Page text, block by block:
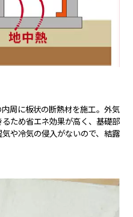
周に板状の断熱材を施工。外気
ため省エネ効果が高く、基礎部
や冷気の侵入がないので、結露